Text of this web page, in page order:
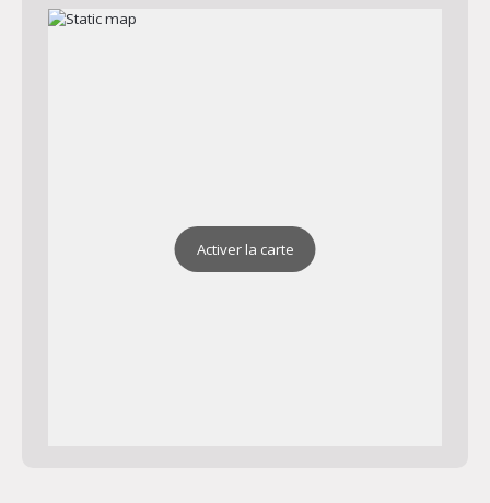
Activer la carte